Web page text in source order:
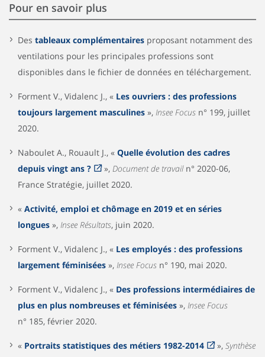
Pour en savoir plus
Des tableaux complémentaires proposant notamment des
ventilations pour les principales professions sont
disponibles dans le fichier de données en téléchargement.
Forment V., Vidalenc J., « Les ouvriers : des professions
toujours largement masculines », Insee Focus n° 199, juillet
2020.
Naboulet A., Rouault J., « Quelle évolution des cadres
depuis vingt ans ?
», Document de travailn° 2020-06,
France Stratégie, juillet 2020.
« Activité, emploi et chômage en 2019 et en séries
longues », Insee Résultats, juin 2020.
Forment V., Vidalenc J., « Les employés : des professions
largement féminisées », Insee Focus n° 190, mai 2020.
Forment V., Vidalenc J., « Des professions intermédiaires de
plus en plus nombreuses et féminisées », Insee Focus
n° 185, février 2020.
« Portraits statistiques des métiers 1982-2014 », Synthèse